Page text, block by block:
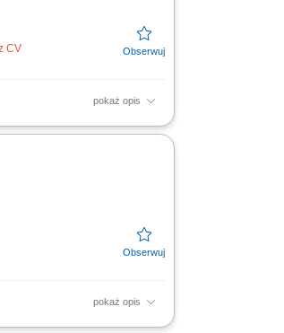
CV
pokaż opis
pokaż opis
Obsługa